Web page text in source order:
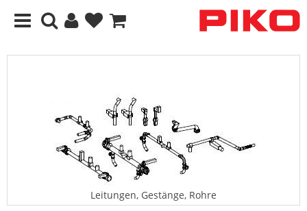
Leitungen, Gestänge, Rohre